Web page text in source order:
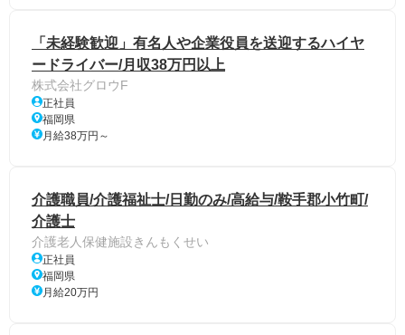
「未経験歓迎」有名人や企業役員を送迎するハイヤ
ードライバー/月収38万円以上
株式会社グロウF
正社員
福岡県
月給38万円～
介護職員/介護福祉士/日勤のみ/高給与/鞍手郡小竹町/
介護士
介護老人保健施設きんもくせい
正社員
福岡県
月給20万円